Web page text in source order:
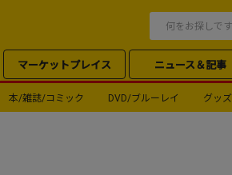
マーケットプレイス ニュース＆記事
本/雑誌/コミック DVD/ブルーレイ グッズ